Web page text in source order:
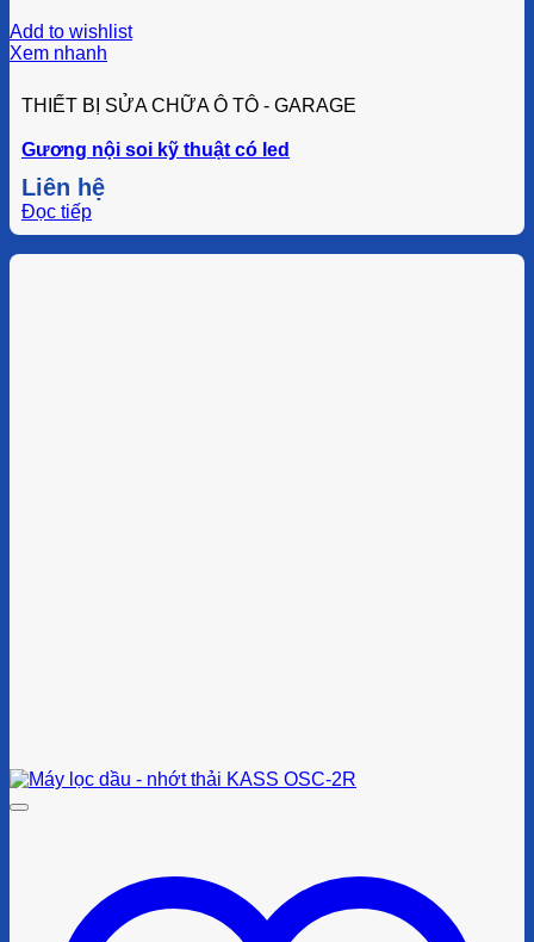
Add to wishlist
Xem nhanh
THIẾT BỊ SỬA CHỮA Ô TÔ - GARAGE
Gương nội soi kỹ thuật có led
Liên hệ
Đọc tiếp